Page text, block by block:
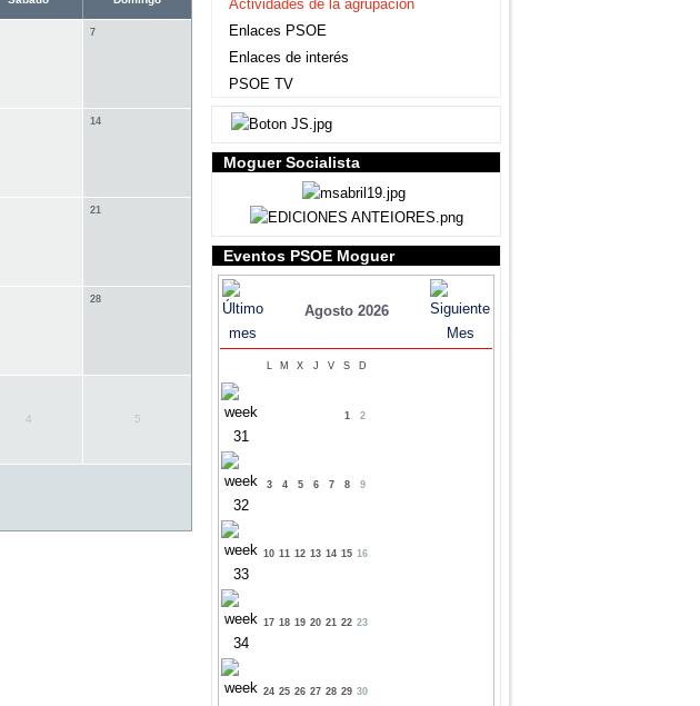
7
14
21
28
4 5
Actividades de la agrupación
Enlaces PSOE
Enlaces de interés
PSOE TV
Moguer Socialista
Eventos PSOE Moguer
Agosto 2026
L M X J V S D
1 2
3 4 5 6 7 8 9
10 11 12 13 14 15 16
17 18 19 20 21 22 23
24 25 26 27 28 29 30